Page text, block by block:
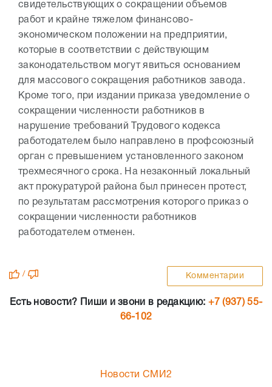
свидетельствующих о сокращении объемов
работ и крайне тяжелом финансово-
экономическом положении на предприятии,
которые в соответствии с действующим
законодательством могут явиться основанием
для массового сокращения работников завода.
Кроме того, при издании приказа уведомление о
сокращении численности работников в
нарушение требований Трудового кодекса
работодателем было направлено в профсоюзный
орган с превышением установленного законом
трехмесячного срока. На незаконный локальный
акт прокуратурой района был принесен протест,
по результатам рассмотрения которого приказ о
сокращении численности работников
работодателем отменен.
/ Комментарии
Есть новости? Пиши и звони в редакцию: +7 (937) 55-
66-102
Новости СМИ2